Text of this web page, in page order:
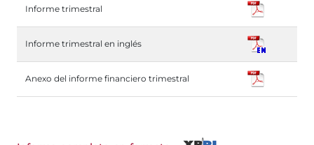
Informe trimestral
Informe trimestral en inglés
Anexo del informe financiero trimestral